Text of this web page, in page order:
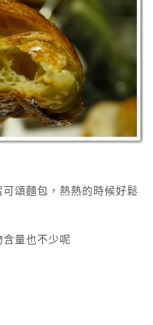
頌麵包，熱熱的時候好鬆
量也不少呢